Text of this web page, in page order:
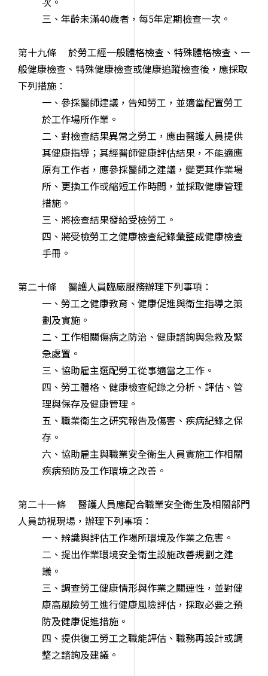
三、年齡未滿40歲者，每5年定期檢查一次。
第十九條 於勞工經一般體格檢查、特殊體格檢查、一
般健康檢查、特殊健康檢查或健康追蹤檢查後，應採取
下列措施：
一、參採醫師建議，告知勞工，並適當配置勞工
於工作場所作業。
二、對檢查結果異常之勞工，應由醫護人員提供
其健康指導；其經醫師健康評估結果，不能適應
原有工作者，應參採醫師之建議，變更其作業場
所、更換工作或縮短工作時間，並採取健康管理
措施。
三、將檢查結果發給受檢勞工。
四、將受檢勞工之健康檢查紀錄彙整成健康檢查
手冊。
第二十條 醫護人員臨廠服務辦理下列事項：
一、勞工之健康教育、健康促進與衛生指導之策
劃及實施。
二、工作相關傷病之防治、健康諮詢與急救及緊
急處置。
三、協助雇主選配勞工從事適當之工作。
四、勞工體格、健康檢查紀錄之分析、評估、管
理與保存及健康管理。
五、職業衛生之研究報告及傷害、疾病紀錄之保
存。
六、協助雇主與職業安全衛生人員實施工作相關
疾病預防及工作環境之改善。
第二十一條 醫護人員應配合職業安全衛生及相關部門
人員訪視現場，辦理下列事項：
一、辨識與評估工作場所環境及作業之危害。
二、提出作業環境安全衛生設施改善規劃之建
議。
三、調查勞工健康情形與作業之關連性，並對健
康高風險勞工進行健康風險評估，採取必要之預
防及健康促進措施。
四、提供復工勞工之職能評估、職務再設計或調
整之諮詢及建議。